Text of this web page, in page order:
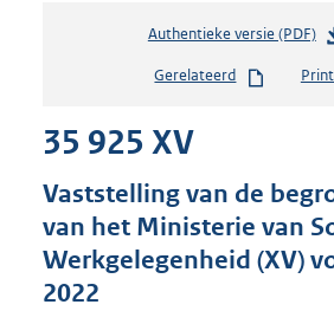
Authentieke versie (PDF)b
s
s
g
r
Gerelateerd
35 925 XV
Vaststelling van de
van het Ministerie van
Werkgelegenheid (XV)
2022